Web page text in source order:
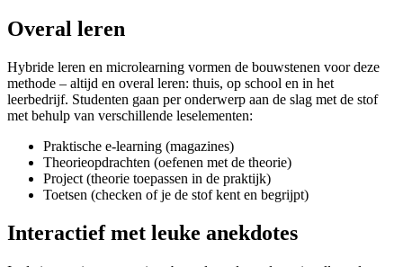
Overal leren
Hybride leren en microlearning vormen de bouwstenen voor deze
methode – altijd en overal leren: thuis, op school en in het
leerbedrijf. Studenten gaan per onderwerp aan de slag met de stof
met behulp van verschillende leselementen:
Praktische e-learning (magazines)
Theorieopdrachten (oefenen met de theorie)
Project (theorie toepassen in de praktijk)
Toetsen (checken of je de stof kent en begrijpt)
Interactief met leuke anekdotes